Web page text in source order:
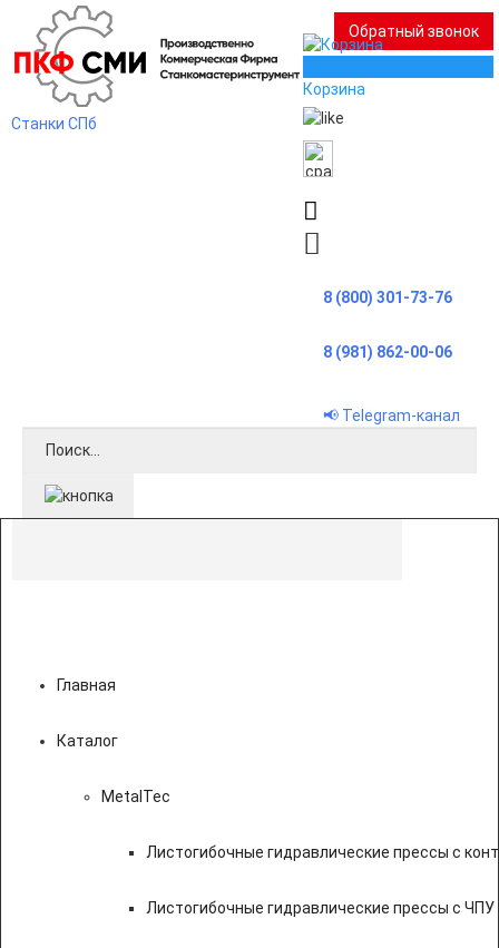
Станки СПб
Обратный звонок
Корзина
8 (800) 301-73-76
8 (981) 862-00-06
📢 Telegram-канал
Главная
Каталог
MetalTec
Листогибочные гидравлические прессы с
Листогибочные гидравлические прессы с